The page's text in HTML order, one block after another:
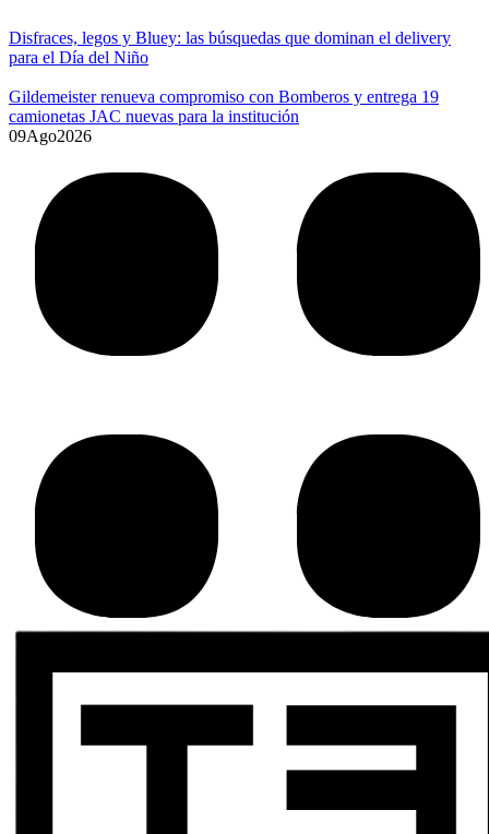
Disfraces, legos y Bluey: las búsquedas que dominan el delivery
para el Día del Niño
Gildemeister renueva compromiso con Bomberos y entrega 19
camionetas JAC nuevas para la institución
09Ago2026